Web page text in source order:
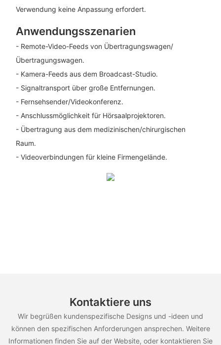
Verwendung keine Anpassung erfordert.
Anwendungsszenarien
- Remote-Video-Feeds von Übertragungswagen/
Übertragungswagen.
- Kamera-Feeds aus dem Broadcast-Studio.
- Signaltransport über große Entfernungen.
- Fernsehsender/Videokonferenz.
- Anschlussmöglichkeit für Hörsaalprojektoren.
- Übertragung aus dem medizinischen/chirurgischen
Raum.
- Videoverbindungen für kleine Firmengelände.
Kontaktiere uns
Wir begrüßen kundenspezifische Designs und -ideen und
können den spezifischen Anforderungen ansprechen. Weitere
Informationen finden Sie auf der Website, oder kontaktieren Sie